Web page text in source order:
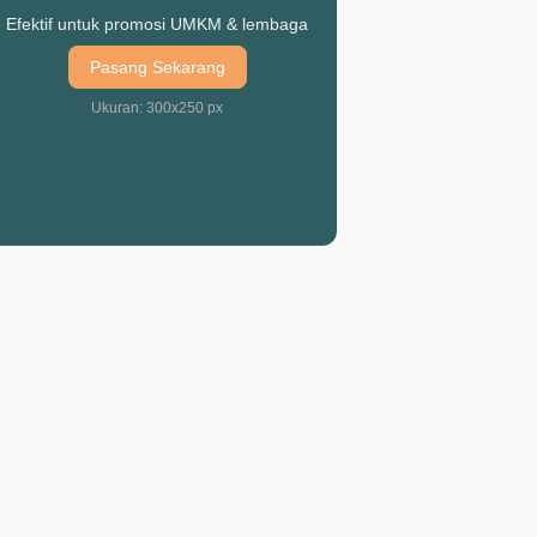
Efektif untuk promosi UMKM & lembaga
Pasang Sekarang
Ukuran: 300x250 px